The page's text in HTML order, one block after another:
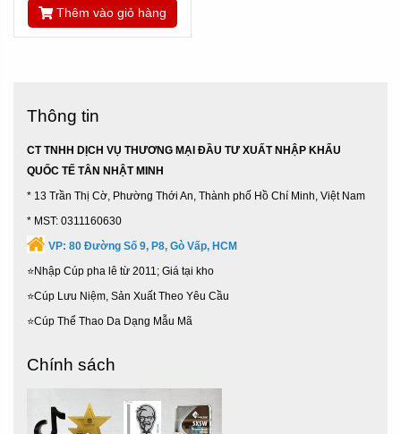
Thêm vào giỏ hàng
Thông tin
CT TNHH DỊCH VỤ THƯƠNG MẠI ĐẦU TƯ XUẤT NHẬP KHẨU
QUỐC TẾ TÂN NHẬT MINH
* 13 Trần Thị Cờ, Phường Thới An, Thành phố Hồ Chí Minh, Việt Nam
* MST: 0311160630
VP: 80 Đường Số 9, P8, Gò Vấp, HCM
⭐Nhập Cúp pha lê từ 2011; Giá tại kho
⭐Cúp Lưu Niệm, Sản Xuất Theo Yêu Cầu
⭐Cúp Thể Thao Da Dạng Mẫu Mã
Chính sách